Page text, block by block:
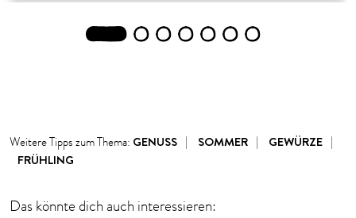
2 3 4 5 6 7
Weitere Tipps zum Thema: GENUSS SOMMER
GEWÜRZE
FRÜHLING
Das könnte dich auch interessieren: